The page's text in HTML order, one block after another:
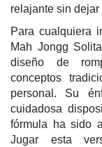
relajante sin
Para cualquiera
Mah Jongg
diseño de
conceptos
personal. Su
cuidadosa
fórmula ha sido
Jugar esta